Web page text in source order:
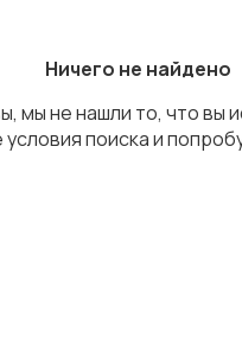
Ничего не найдено
мы не нашли то, что вы
поиска и